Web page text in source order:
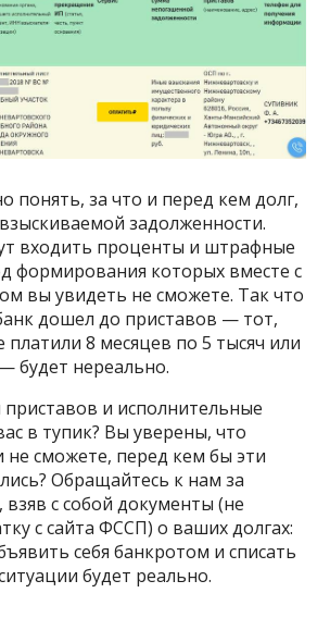
понять, за что и перед кем долг,
задолженности.
входить проценты и штрафные
формирования которых вместе с
вы увидеть не сможете. Так что
дошел до приставов — тот,
8 месяцев по 5 тысяч или
будет нереально.
и исполнительные
в тупик? Вы уверены, что
не сможете, перед кем бы эти
Обращайтесь к нам за
взяв с собой документы (не
с сайта ФССП) о ваших долгах:
себя банкротом и списать
будет реально.